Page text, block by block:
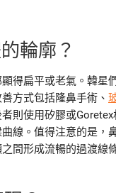
輪廓？
得扁平或老氣。韓星
方式包括隆鼻手術、
則使用矽膠或
線。值得注意的是，
間形成流暢的過渡線